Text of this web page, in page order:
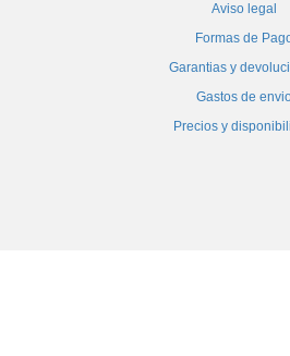
Aviso legal
Formas de
Garantias y
Gastos de
Precios y